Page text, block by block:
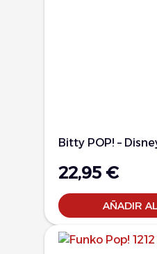
Bitty POP! –
22,95 €
AÑADIR